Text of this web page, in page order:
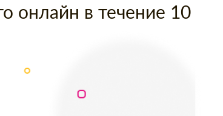
онлайн в течение 10